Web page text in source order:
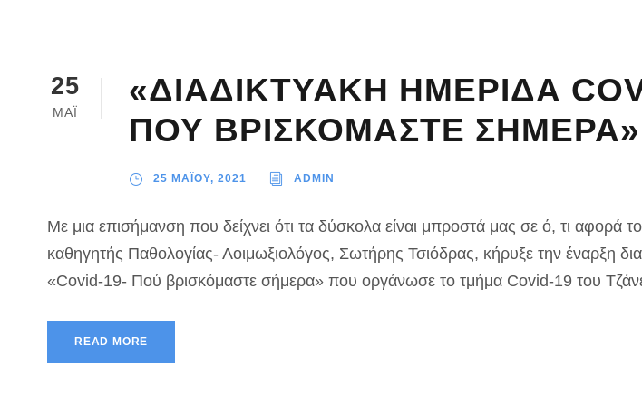
25
ΜΑΪ
«ΔΙΑΔΙΚΤΥΑΚΗ ΗΜΕΡΙΔΑ
ΠΟΥ ΒΡΙΣΚΟΜΑΣΤΕ ΣΗΜΕΡΑ»
25 ΜΑΪΟΥ, 2021 ADMIN
Με μια επισήμανση που δείχνει ότι τα δύσκολα είναι μπροστά μας σε ό, τι αφορά
καθηγητής Παθολογίας- Λοιμωξιολόγος, Σωτήρης Τσιόδρας, κήρυξε την έναρξη
«Covid-19- Πού βρισκόμαστε σήμερα» που οργάνωσε το τμήμα Covid-19 του
READ MORE